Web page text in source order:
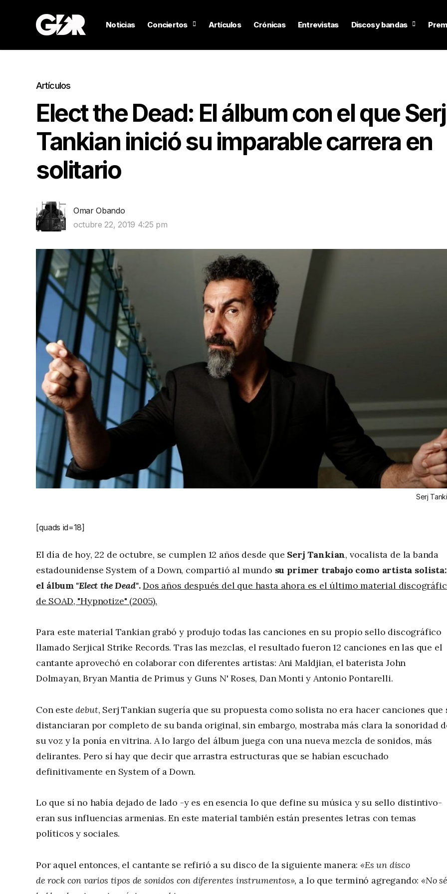
Noticias Conciertos Artículos Crónicas Entrevistas Discos y bandas
Artículos
Elect the Dead: El álbum con el que Serj
Tankian inició su imparable carrera en
solitario
Omar Obando
octubre 22, 2019 4:25 pm
Serj
[quads id=18]
El día de hoy, 22 de octubre, se cumplen 12 años desde que Serj Tankian, vocalista de la banda
estadounidense System of a Down, compartió al mundo su primer trabajo como artista solista:
el álbum"Elect the Dead". Dos años después del que hasta ahora es el último material
de SOAD, "Hypnotize" (2005).
Para este material Tankian grabó y produjo todas las canciones en su propio sello discográfico
llamado Serjical Strike Records. Tras las mezclas, el resultado fueron 12 canciones en las que el
cantante aprovechó en colaborar con diferentes artistas: Ani Maldjian, el baterista John
Dolmayan, Bryan Mantia de Primus y Guns N' Roses, Dan Monti y Antonio Pontarelli.
Con estedebut, Serj Tankian sugería que su propuesta como solista no era hacer canciones que
distanciaran por completo de su banda original, sin embargo, mostraba más clara la sonoridad
su voz y la ponía en vitrina. A lo largo del álbum juega con una nueva mezcla de sonidos, más
delirantes. Pero sí hay que decir que arrastra estructuras que se habían escuchado
definitivamente en System of a Down.
Lo que sí no había dejado de lado -y es en esencia lo que define su música y su sello distintivo-
eran sus influencias armenias. En este material también están presentes letras con temas
políticos y sociales.
Por aquel entonces, el cantante se refirió a su disco de la siguiente manera: «Es un disco
de rock con varios tipos de sonidos con diferentes instrumentos», a lo que terminó agregando:«No